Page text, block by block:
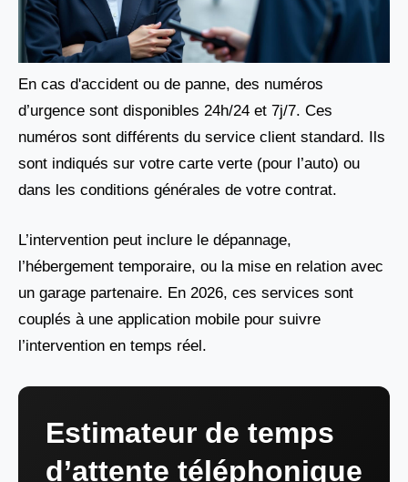
En cas d'accident ou de panne, des numéros
d’urgence sont disponibles 24h/24 et 7j/7. Ces
numéros sont différents du service client standard. Ils
sont indiqués sur votre carte verte (pour l’auto) ou
dans les conditions générales de votre contrat.
L’intervention peut inclure le dépannage,
l’hébergement temporaire, ou la mise en relation avec
un garage partenaire. En 2026, ces services sont
couplés à une application mobile pour suivre
l’intervention en temps réel.
Estimateur de temps
d’attente téléphonique